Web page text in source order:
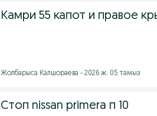
Камри 55 капот и правое
Жолбарыса Калшораева - 2026 ж. 05 тамыз
Стоп nissan primera п 10